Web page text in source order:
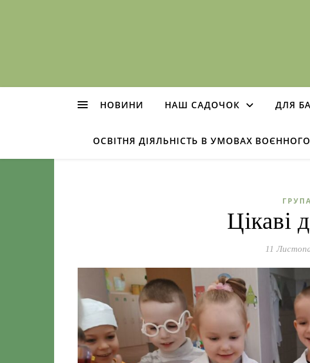
НОВИНИ НАШ САДОЧОК ДЛЯ
ОСВІТНЯ ДІЯЛЬНІСТЬ В УМОВАХ
Цікаві
11